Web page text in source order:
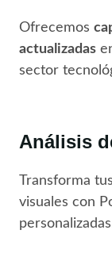
Ofrecemos
actualizadas
sector
Análisis
Transforma
visuales con